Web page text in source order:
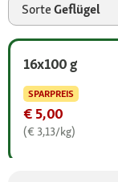
SorteGeflügel
16x100 g
SPARPREIS
€ 5,00
(€ 3,13/kg)